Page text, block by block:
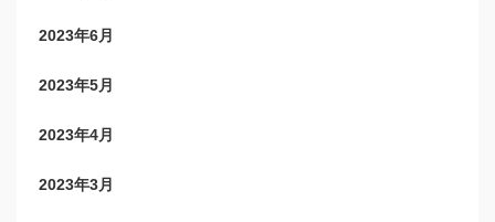
2023年6月
2023年5月
2023年4月
2023年3月